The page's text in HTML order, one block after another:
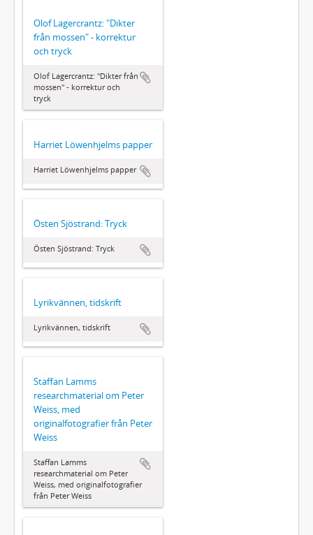
Olof Lagercrantz: "Dikter
från mossen" - korrektur
och tryck
Olof Lagercrantz: "Dikter från
mossen" - korrektur och
tryck
Harriet Löwenhjelms papper
Harriet Löwenhjelms papper
Östen Sjöstrand: Tryck
Östen Sjöstrand: Tryck
Lyrikvännen, tidskrift
Lyrikvännen, tidskrift
Staffan Lamms
researchmaterial om Peter
Weiss, med
originalfotografier från Peter
Weiss
Staffan Lamms
researchmaterial om Peter
Weiss, med originalfotografier
från Peter Weiss